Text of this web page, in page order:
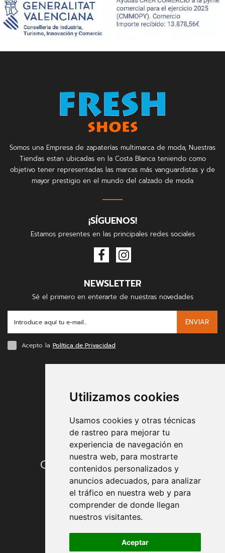
Utilizamos cookies
Usamos cookies y otras técnicas
de rastreo para mejorar tu
experiencia de navegación en
nuestra web, para mostrarte
contenidos personalizados y
anuncios adecuados, para analizar
el tráfico en nuestra web y para
comprender de donde llegan
nuestros visitantes.
Aceptar
Somos una Empresa de zapaterías multimarca de moda, Nuestras
Tiendas estan ubicadas en la Costa Blanca teniendo como
objetivo tener representadas las marcas más vanguardistas y de
mayor prestigio en el mundo del calzado de moda
¡SÍGUENOS!
Estamos presentes en las principales redes sociales
NEWSLETTER
Sé el primero en enterarte de nuestras novedades
ENVIAR
Acepto la Política de Privacidad
Condiciones de contratación
Envío y entrega
Devoluciones
Formas de pago